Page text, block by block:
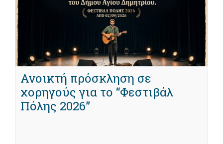
Ανοικτή πρόσκληση σε
χορηγούς για το “Φεστιβάλ
Πόλης 2026”